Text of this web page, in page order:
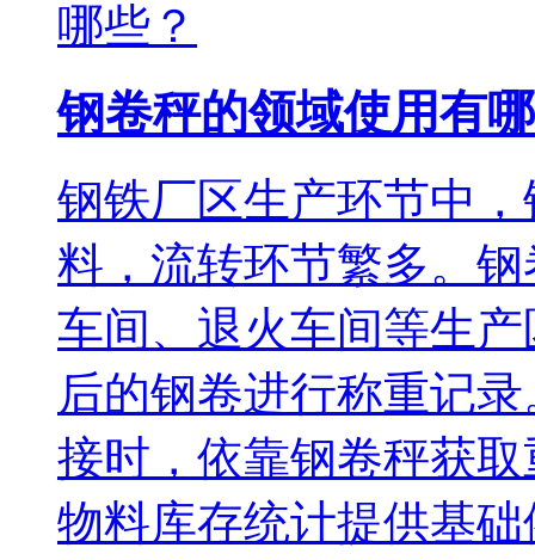
钢卷秤的领域使用有
钢铁厂区生产环节中
料，流转环节繁多。
车间、退火车间等生
后的钢卷进行称重记
接时，依靠钢卷秤获
物料库存统计提供基